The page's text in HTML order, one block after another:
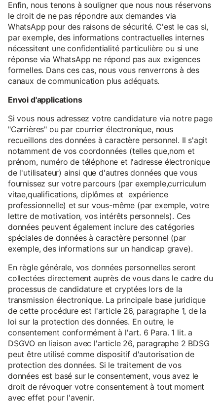
Enfin, nous tenons à souligner que nous nous réservons
le droit de ne pas répondre aux demandes via
WhatsApp pour des raisons de sécurité. C'est le cas si,
par exemple, des informations contractuelles internes
nécessitent une confidentialité particulière ou si une
réponse via WhatsApp ne répond pas aux exigences
formelles. Dans ces cas, nous vous renverrons à des
canaux de communication plus adéquats.
Envoi d'applications
Si vous nous adressez votre candidature via notre page
"Carrières" ou par courrier électronique, nous
recueillons des données à caractère personnel. Il s'agit
notamment de vos coordonnées (telles que,nom et
prénom, numéro de téléphone et l'adresse électronique
de l'utilisateur) ainsi que d'autres données que vous
fournissez sur votre parcours (par exemple,curriculum
vitae,qualifications, diplômes et expérience
professionnelle) et sur vous-même (par exemple, votre
lettre de motivation, vos intérêts personnels). Ces
données peuvent également inclure des catégories
spéciales de données à caractère personnel (par
exemple, des informations sur un handicap grave).
En règle générale, vos données personnelles seront
collectées directement auprès de vous dans le cadre du
processus de candidature et cryptées lors de la
transmission électronique. La principale base juridique
de cette procédure est l'article 26, paragraphe 1, de la
loi sur la protection des données. En outre, le
consentement conformément à l'art. 6 Para. 1 lit. a
DSGVO en liaison avec l'article 26, paragraphe 2 BDSG
peut être utilisé comme dispositif d'autorisation de
protection des données. Si le traitement de vos
données est basé sur le consentement, vous avez le
droit de révoquer votre consentement à tout moment
avec effet pour l'avenir.